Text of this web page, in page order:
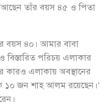
তাঁর বয়স ৪৫ ও পিতা
বয়স ৪০। আমার বাবা
বিস্তারিত পরিচয় এলাকার
কারও এলাকায় অবস্থানের
১০ জন শাহ আলম রয়েছেন।’